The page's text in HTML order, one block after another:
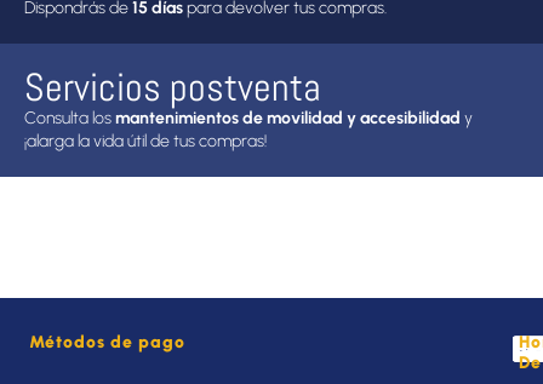
Dispondrás de15 díaspara devolver tus compras.
Servicios postventa
Consulta losmantenimientos de movilidad y accesibilidad y
¡alarga la vida útil de tus compras!
Métodos de pago